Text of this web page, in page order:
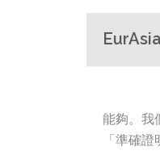
能夠。我
「準確